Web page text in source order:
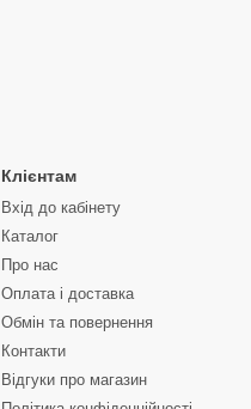
Клієнтам
Вхід до кабінету
Каталог
Про нас
Оплата і доставка
Обмін та повернення
Контакти
Відгуки про магазин